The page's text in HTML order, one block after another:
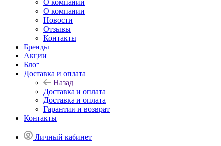
О компании
О компании
Новости
Отзывы
Контакты
Бренды
Акции
Блог
Доставка и оплата
Назад
Доставка и оплата
Доставка и оплата
Гарантии и возврат
Контакты
Личный кабинет